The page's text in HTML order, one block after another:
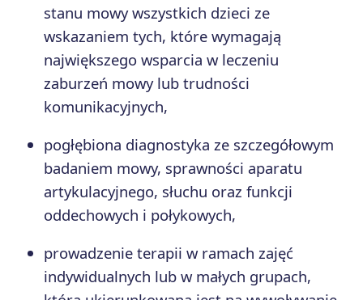
stanu mowy wszystkich dzieci ze
wskazaniem tych, które wymagają
największego wsparcia w leczeniu
zaburzeń mowy lub trudności
komunikacyjnych,
pogłębiona diagnostyka ze szczegółowym
badaniem mowy, sprawności aparatu
artykulacyjnego, słuchu oraz funkcji
oddechowych i połykowych,
prowadzenie terapii w ramach zajęć
indywidualnych lub w małych grupach,